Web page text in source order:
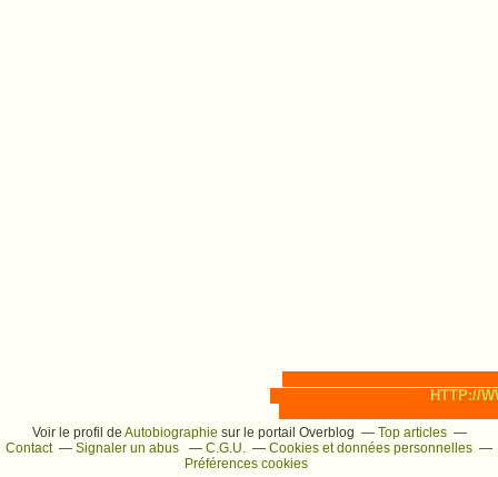
HTTP://
Voir le profil de Autobiographie sur le portail Overblog
Top articles
Contact
Signaler un abus C.G.U.
Cookies et données personnelles
Préférences cookies